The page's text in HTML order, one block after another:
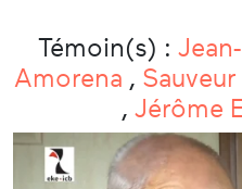
Témoin(s) :
Amorena ,
, Jérôme